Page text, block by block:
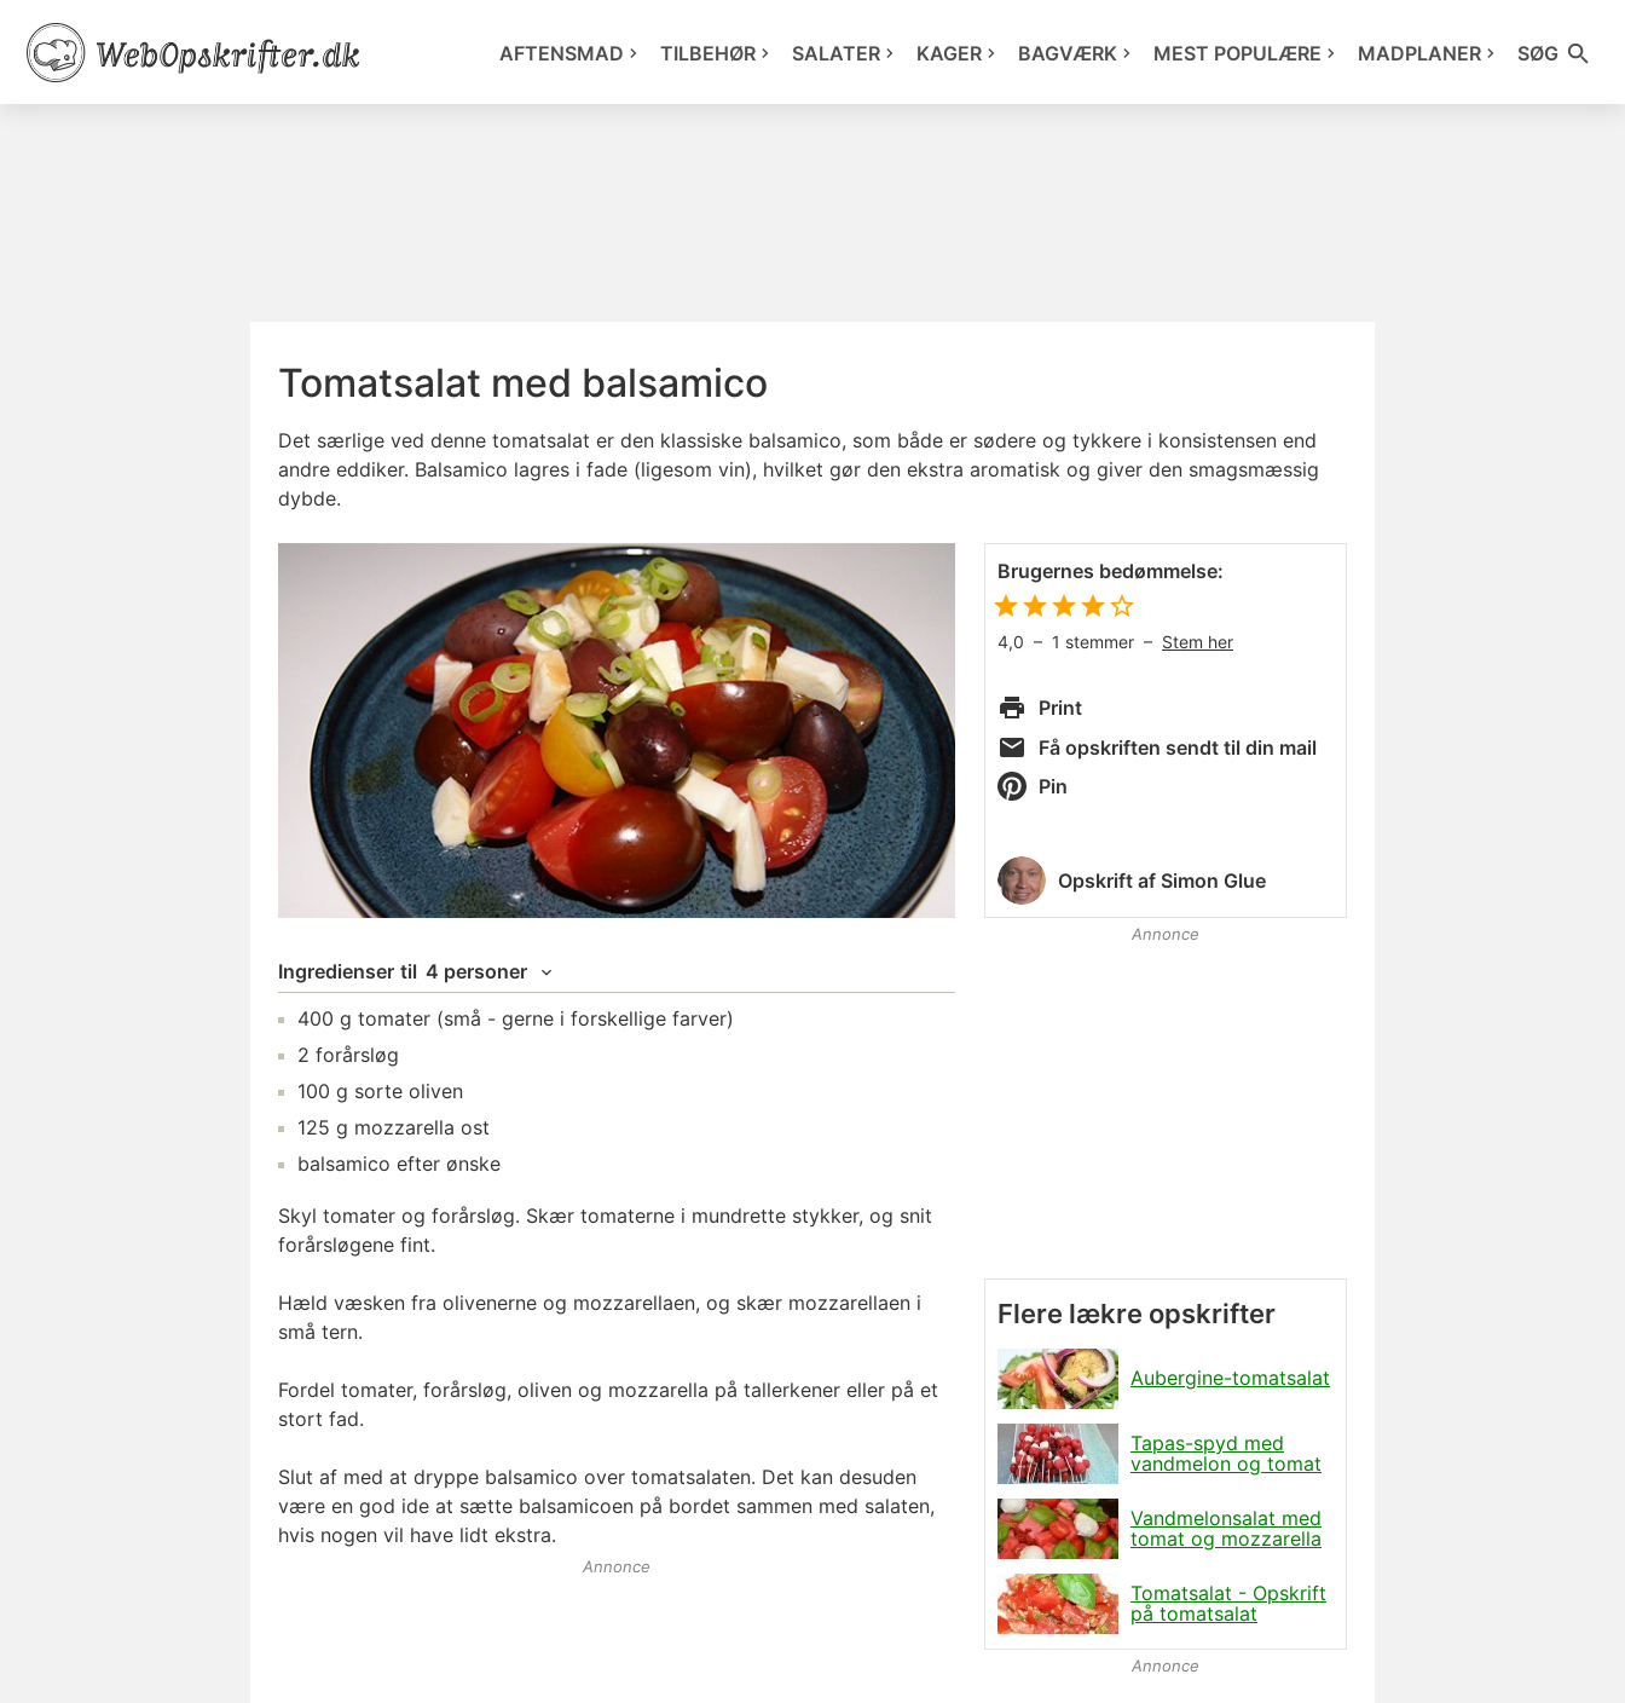
AFTENSMAD TILBEHØR SALATER KAGER BAGVÆRK MEST POPULÆRE MADPLANER SØG
Tomatsalat med balsamico
Det særlige ved denne tomatsalat er den klassiske balsamico, som både er sødere og tykkere i konsistensen end
andre eddiker. Balsamico lagres i fade (ligesom vin), hvilket gør den ekstra aromatisk og giver den smagsmæssig
dybde.
Ingredienser til 4 personer
400 g tomater (små - gerne i forskellige farver)
2 forårsløg
100 g sorte oliven
125 g mozzarella ost
balsamico efter ønske
Skyl tomater og forårsløg. Skær tomaterne i mundrette stykker, og snit
forårsløgene fint.
Hæld væsken fra olivenerne og mozzarellaen, og skær mozzarellaen i
små tern.
Fordel tomater, forårsløg, oliven og mozzarella på tallerkener eller på et
stort fad.
Slut af med at dryppe balsamico over tomatsalaten. Det kan desuden
være en god ide at sætte balsamicoen på bordet sammen med salaten,
hvis nogen vil have lidt ekstra.
Annonce
Brugernes bedømmelse:
4,0 – 1 stemmer – Stem her
Print
Få opskriften sendt til din mail
Pin
Opskrift af Simon Glue
Annonce
Flere lækre opskrifter
Aubergine-tomatsalat
Tapas-spyd med
vandmelon og tomat
Vandmelonsalat med
tomat og mozzarella
Tomatsalat - Opskrift
på tomatsalat
Annonce